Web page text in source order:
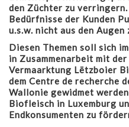
den Züchter zu
Bedürfnisse der Kunden
u.s.w. nicht aus den
Diesen Themen soll sich
in Zusammenarbeit mit
Vermaarktung Lëtzboier
dem Centre de recherche
Wallonie gewidmet
Biofleisch in Luxemburg
Endkonsumenten zu